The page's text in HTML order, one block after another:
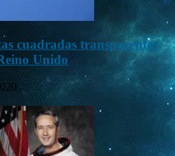
cuadradas transparentes
Unido